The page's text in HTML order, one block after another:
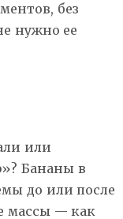
без
нужно ее
или
Бананы в
до или после
массы — как